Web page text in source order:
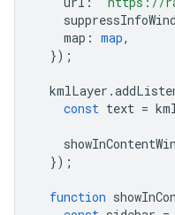
map : map,
});
kmlLayer .
const text =
});
function